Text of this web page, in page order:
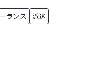
ランス
派遣